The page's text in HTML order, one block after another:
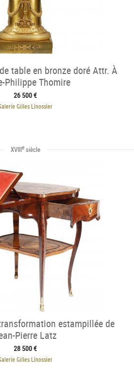
table en bronze doré Attr. À
Philippe Thomire
26 500 €
Gilles Linossier
XVIIIesiècle
estampillée de
Pierre Latz
28 500 €
Gilles Linossier